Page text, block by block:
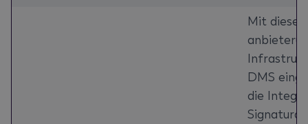
Mit
DMS
die